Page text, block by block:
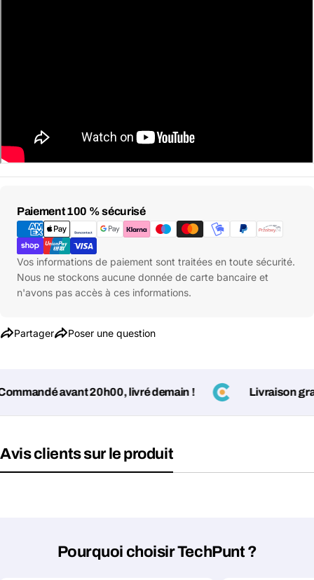
Paiement 100 % sécurisé
Moyens
de
paiement
Vos informations de paiement sont traitées en toute sécurité.
Nous ne stockons aucune donnée de carte bancaire et
n'avons pas accès à ces informations.
Partager
Partager ce produit
Poser une question
Poser une question
email
avant 20h00, livré demain ! Livraison
Avis clients sur le produit
Pourquoi choisir TechPunt ?